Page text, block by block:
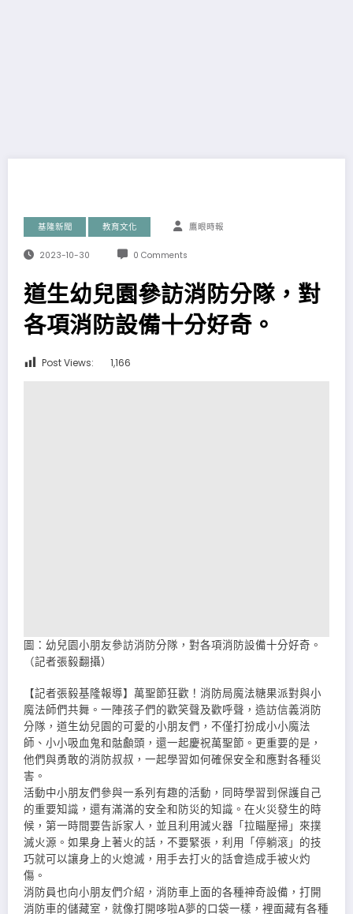
基隆新聞 教育文化 鷹眼時報
2023-10-30 0 Comments
道生幼兒園參訪消防分隊，對
各項消防設備十分好奇。
Post Views: 1,166
圖：幼兒園小朋友參訪消防分隊，對各項消防設備十分好奇。
（記者張毅翻攝）
【記者張毅基隆報導】萬聖節狂歡！消防局魔法糖果派對與小
魔法師們共舞。一陣孩子們的歡笑聲及歡呼聲，造訪信義消防
分隊，道生幼兒園的可愛的小朋友們，不僅打扮成小小魔法
師、小小吸血鬼和骷顱頭，還一起慶祝萬聖節。更重要的是，
他們與勇敢的消防叔叔，一起學習如何確保安全和應對各種災
害。
活動中小朋友們參與一系列有趣的活動，同時學習到保護自己
的重要知識，還有滿滿的安全和防災的知識。在火災發生的時
候，第一時間要告訴家人，並且利用滅火器「拉瞄壓掃」來撲
滅火源。如果身上著火的話，不要緊張，利用「停躺滾」的技
巧就可以讓身上的火熄滅，用手去打火的話會造成手被火灼
傷。
消防員也向小朋友們介紹，消防車上面的各種神奇設備，打開
消防車的儲藏室，就像打開哆啦A夢的口袋一樣，裡面藏有各種